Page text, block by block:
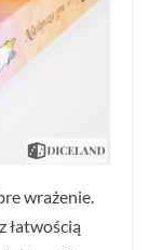
wrażenie.
łatwością